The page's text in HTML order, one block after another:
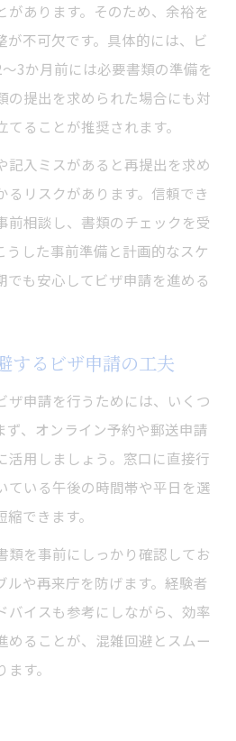
があります。そのため、余裕を
が不可欠です。具体的には、ビ
3か月前には必要書類の準備を
の提出を求められた場合にも対
ることが推奨されます。
記入ミスがあると再提出を求め
るリスクがあります。信頼でき
前相談し、書類のチェックを受
うした事前準備と計画的なスケ
でも安心してビザ申請を進める
するビザ申請の工夫
ザ申請を行うためには、いくつ
ず、オンライン予約や郵送申請
活用しましょう。窓口に直接行
ている午後の時間帯や平日を選
できます。
類を事前にしっかり確認してお
ルや再来庁を防げます。経験者
バイスも参考にしながら、効率
めることが、混雑回避とスムー
す。